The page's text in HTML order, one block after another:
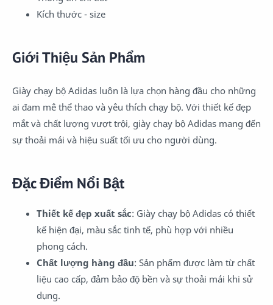
Kích thước - size
Giới Thiệu Sản Phẩm
Giày chạy bộ Adidas luôn là lựa chọn hàng đầu cho những
ai đam mê thể thao và yêu thích chạy bộ. Với thiết kế đẹp
mắt và chất lượng vượt trội, giày chạy bộ Adidas mang đến
sự thoải mái và hiệu suất tối ưu cho người dùng.
Đặc Điểm Nổi Bật
Thiết kế đẹp xuất sắc: Giày chạy bộ Adidas có thiết
kế hiện đại, màu sắc tinh tế, phù hợp với nhiều
phong cách.
Chất lượng hàng đầu: Sản phẩm được làm từ chất
liệu cao cấp, đảm bảo độ bền và sự thoải mái khi sử
dụng.